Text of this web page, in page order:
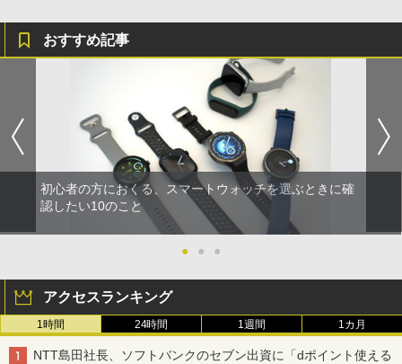
おすすめ記事
初心者の方におくる、スマートウォッチを選ぶときに確
認したい10のこと
● ● ●
アクセスランキング
1時間 24時間 1週間 1カ月
NTT島田社長、ソフトバンクのセブン出資に「dポイント使える